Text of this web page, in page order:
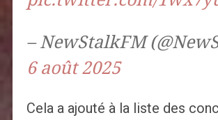
– NewStalkFM
6 août 2025
Cela a ajouté à la liste des